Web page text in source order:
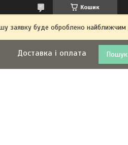
Кошик
заявку буде оброблено
Доставка і оплата